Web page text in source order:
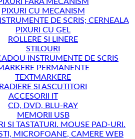
FARA MECANISM
PIXURI CU MECANISM
DE SCRIS; CERNEALA
PIXURI CU GEL
ROLLERE SI LINERE
STILOURI
INSTRUMENTE DE SCRIS
PERMANENTE
TEXTMARKERE
RADIERE SI ASCUTITORI
ACCESORII IT
CD, DVD, BLU-RAY
MEMORII USB
SI TASTATURI. MOUSE PAD-URI.
MICROFOANE, CAMERE WEB